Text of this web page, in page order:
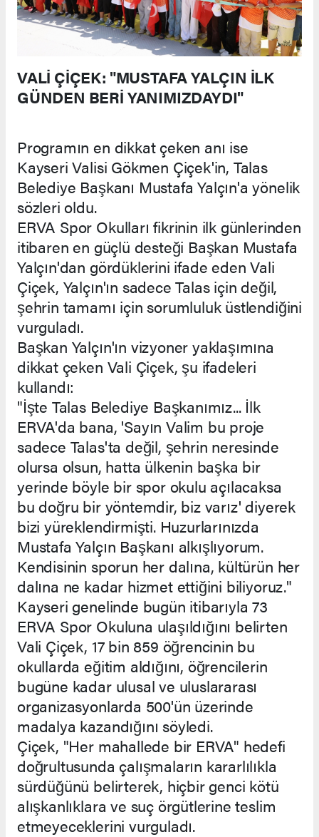
VALİ ÇİÇEK: "MUSTAFA YALÇIN İLK
GÜNDEN BERİ YANIMIZDAYDI"
Programın en dikkat çeken anı ise
Kayseri Valisi Gökmen Çiçek'in, Talas
Belediye Başkanı Mustafa Yalçın'a yönelik
sözleri oldu.
ERVA Spor Okulları fikrinin ilk günlerinden
itibaren en güçlü desteği Başkan Mustafa
Yalçın'dan gördüklerini ifade eden Vali
Çiçek, Yalçın'ın sadece Talas için değil,
şehrin tamamı için sorumluluk üstlendiğini
vurguladı.
Başkan Yalçın'ın vizyoner yaklaşımına
dikkat çeken Vali Çiçek, şu ifadeleri
kullandı:
"İşte Talas Belediye Başkanımız... İlk
ERVA'da bana, 'Sayın Valim bu proje
sadece Talas'ta değil, şehrin neresinde
olursa olsun, hatta ülkenin başka bir
yerinde böyle bir spor okulu açılacaksa
bu doğru bir yöntemdir, biz varız' diyerek
bizi yüreklendirmişti. Huzurlarınızda
Mustafa Yalçın Başkanı alkışlıyorum.
Kendisinin sporun her dalına, kültürün her
dalına ne kadar hizmet ettiğini biliyoruz."
Kayseri genelinde bugün itibarıyla 73
ERVA Spor Okuluna ulaşıldığını belirten
Vali Çiçek, 17 bin 859 öğrencinin bu
okullarda eğitim aldığını, öğrencilerin
bugüne kadar ulusal ve uluslararası
organizasyonlarda 500'ün üzerinde
madalya kazandığını söyledi.
Çiçek, "Her mahallede bir ERVA" hedefi
doğrultusunda çalışmaların kararlılıkla
sürdüğünü belirterek, hiçbir genci kötü
alışkanlıklara ve suç örgütlerine teslim
etmeyeceklerini vurguladı.